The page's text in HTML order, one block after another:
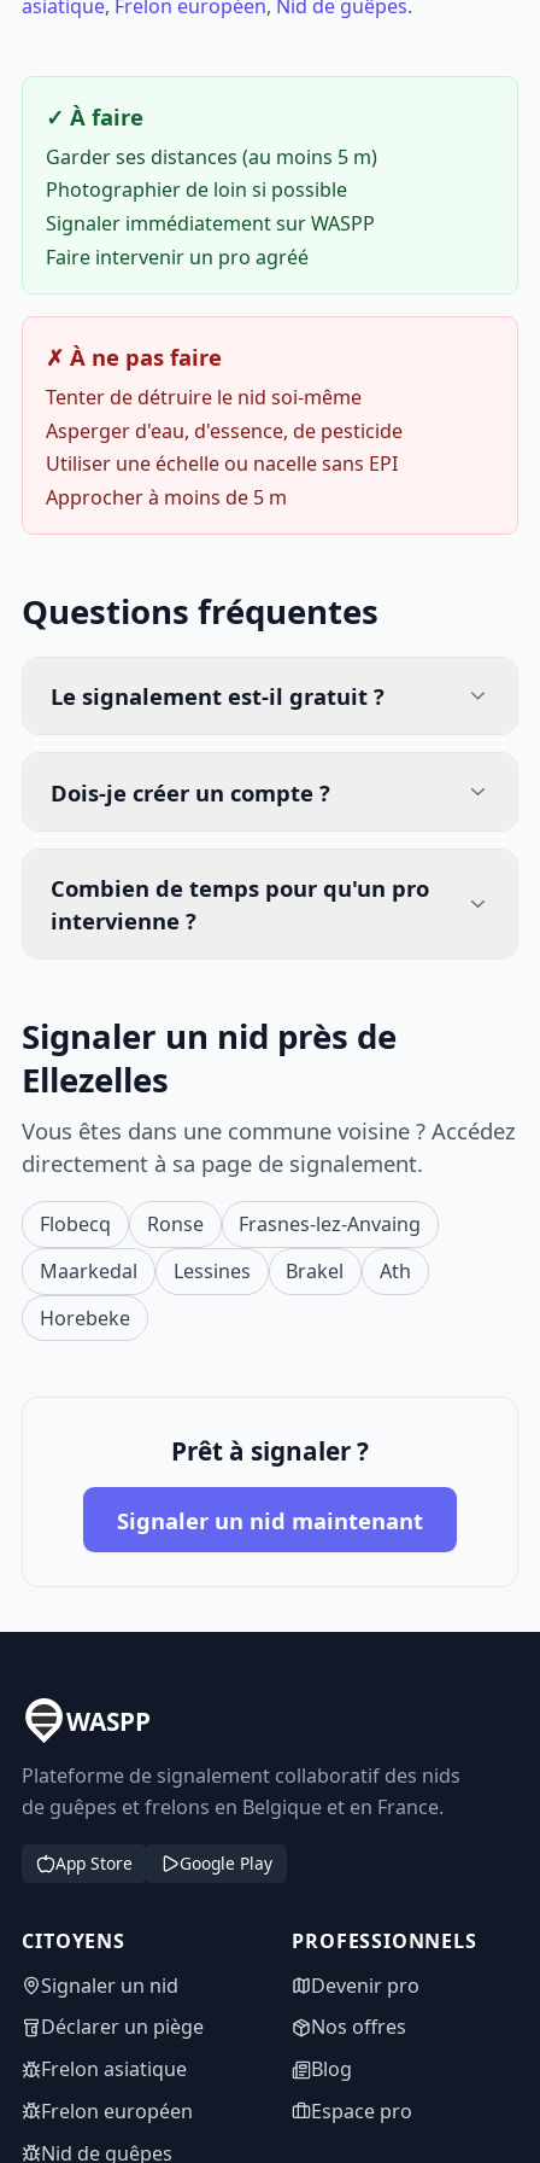
asiatique, Frelon européen, Nid de guêpes.
✓ À faire
Garder ses distances (au moins 5 m)
Photographier de loin si possible
Signaler immédiatement sur WASPP
Faire intervenir un pro agréé
✗ À ne pas faire
Tenter de détruire le nid soi-même
Asperger d'eau, d'essence, de pesticide
Utiliser une échelle ou nacelle sans EPI
Approcher à moins de 5 m
Questions fréquentes
Le signalement est-il gratuit ?
Dois-je créer un compte ?
Combien de temps pour qu'un pro
intervienne ?
Signaler un nid près de
Ellezelles
Vous êtes dans une commune voisine ? Accédez
directement à sa page de signalement.
Flobecq Ronse
Frasnes-lez-Anvaing
Maarkedal
Lessines Brakel
Ath
Horebeke
Prêt à signaler ?
Signaler un nid maintenant
WASPP
Plateforme de signalement collaboratif des nids
de guêpes et frelons en Belgique et en France.
App Store Google Play
CITOYENS
Signaler un nid
Déclarer un piège
Frelon asiatique
Frelon européen
Nid de guêpes
PROFESSIONNELS
Devenir pro
Nos offres
Blog
Espace pro